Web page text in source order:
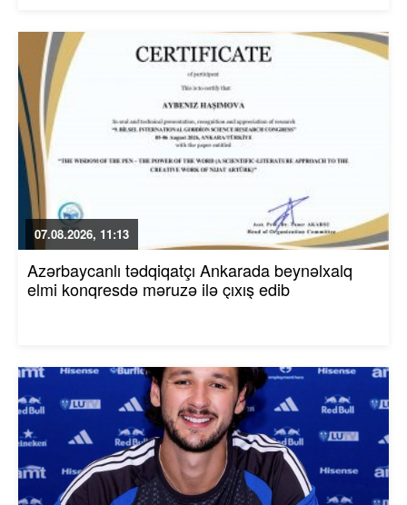
07.08.2026, 11:13
Azərbaycanlı tədqiqatçı Ankarada beynəlxalq
elmi konqresdə məruzə ilə çıxış edib